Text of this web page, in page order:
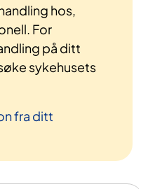
hos,
For
på ditt
sykehusets
fra ditt